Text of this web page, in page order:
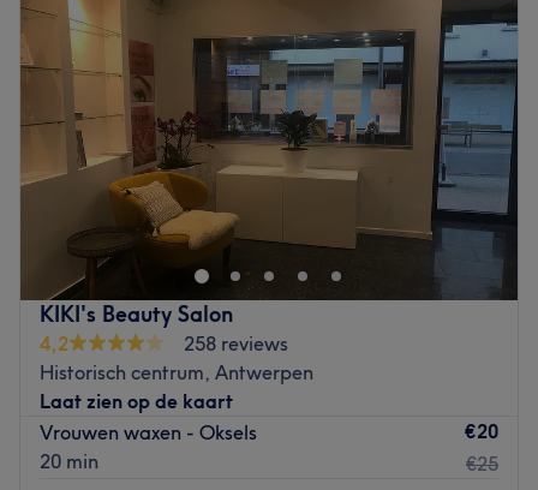
KIKI's Beauty Salon
4,2
258 reviews
Historisch centrum, Antwerpen
Laat zien op de kaart
Vrouwen waxen - Oksels
20 min
€20
€25